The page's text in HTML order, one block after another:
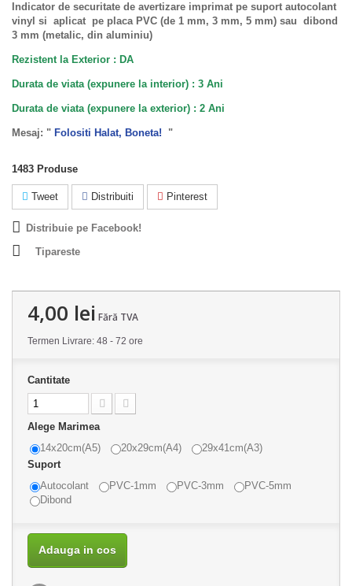
Indicator de securitate de avertizare imprimat pe suport autocolant
vinyl si aplicat pe placa PVC (de 1 mm, 3 mm, 5 mm) sau dibond
3 mm (metalic, din aluminiu)
Rezistent la Exterior : DA
Durata de viata (expunere la interior) : 3 Ani
Durata de viata (expunere la exterior) : 2 Ani
Mesaj: " Folositi Halat, Boneta! "
1483 Produse
Tweet Distribuiti Pinterest
Distribuie pe Facebook!
Tipareste
4,00 lei Fără TVA
Termen Livrare: 48 - 72 ore
Cantitate
Alege Marimea
14x20cm(A5)
20x29cm(A4)
29x41cm(A3)
Suport
Autocolant
PVC-1mm PVC-3mm
PVC-5mm
Dibond
Adauga in cos